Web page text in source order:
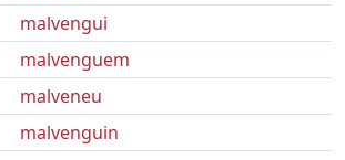
malvengui
malvenguem
malveneu
malvenguin